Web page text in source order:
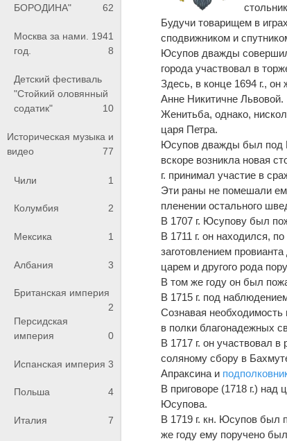
БОРОДИНА"
62
Москва за нами. 1941
год.
8
Детский фестиваль
"Стойкий оловянный
содатик"
10
Историческая музыка и
видео
77
Чили 1
Колумбия 2
Мексика 1
Албания 3
Британская империя
2
Персидская
империя
0
Испанская империя 3
Польша 4
Италия 7
Будучи товарищем в
сподвижником и
Юсупов дважды
города участвовал в
Здесь, в конце 1694 г.,
Анне Никитичне Львовой.
Женитьба, однако,
царя Петра.
Юсупов дважды был под
вскоре возникла новая
г. принимал участие в
Эти раны не помешали
пленении остального
В 1707 г. Юсупову был
В 1711 г. он находился,
заготовлением
царем и другого рода
В том же году он был
В 1715 г. под
Сознавая необходимость
в полки благонадежных
В 1717 г. он участвовал
соляному сбору в
Апраксина и
В приговоре (1718 г.)
Юсупова.
В 1719 г. кн. Юсупов был
же году ему поручено